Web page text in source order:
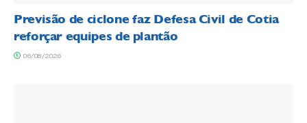
Previsão de ciclone faz Defesa Civil de Cotia
reforçar equipes de plantão
06/08/2026